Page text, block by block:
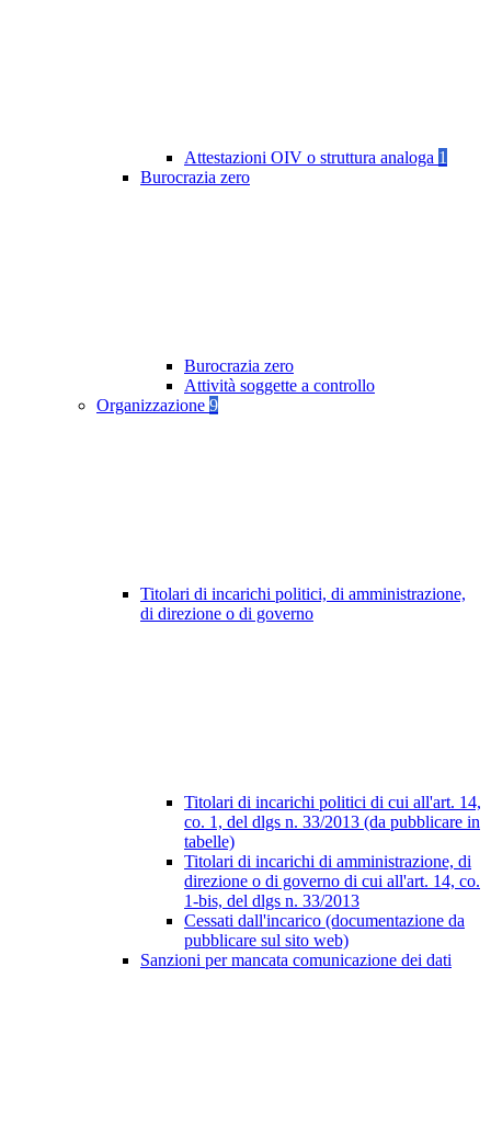
Attestazioni OIV o struttura analoga 1
Burocrazia zero
Burocrazia zero
Attività soggette a controllo
Organizzazione 9
Titolari di incarichi politici, di amministrazione,
di direzione o di governo
Titolari di incarichi politici di cui all'art. 14,
co. 1, del dlgs n. 33/2013 (da pubblicare in
tabelle)
Titolari di incarichi di amministrazione, di
direzione o di governo di cui all'art. 14, co.
1-bis, del dlgs n. 33/2013
Cessati dall'incarico (documentazione da
pubblicare sul sito web)
Sanzioni per mancata comunicazione dei dati